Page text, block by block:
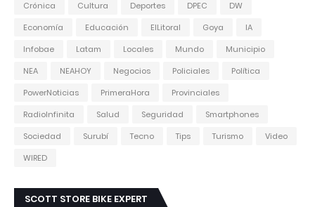
Crónica
Cultura Deportes DPEC
DW
Economía
Educación ElLitoral Goya
IA
Infobae
Latam Locales Mundo
Municipio
NEA
NEAHOY Negocios Policiales
Política
PowerNoticias
PrimeraHora
Provinciales
RadioInfinita
Salud Seguridad
Smartphones
Sociedad
Surubí Tecno Tips Turismo
Video
WIRED
SCOTT STORE BIKE EXPERT